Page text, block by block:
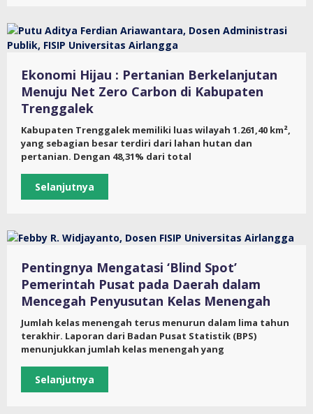
Ekonomi Hijau : Pertanian Berkelanjutan
Menuju Net Zero Carbon di Kabupaten
Trenggalek
Kabupaten Trenggalek memiliki luas wilayah 1.261,40 km²,
yang sebagian besar terdiri dari lahan hutan dan
pertanian. Dengan 48,31% dari total
Selanjutnya
Pentingnya Mengatasi ‘Blind Spot’
Pemerintah Pusat pada Daerah dalam
Mencegah Penyusutan Kelas Menengah
Jumlah kelas menengah terus menurun dalam lima tahun
terakhir. Laporan dari Badan Pusat Statistik (BPS)
menunjukkan jumlah kelas menengah yang
Selanjutnya